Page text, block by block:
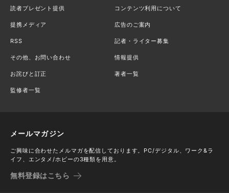
読者プレゼント提供 コンテンツ利用について
提携メディア 広告のご案内
RSS 記者・ライター募集
その他、お問い合わせ 情報提供
お詫びと訂正 著者一覧
監修者一覧
メールマガジン
ご興味に合わせたメルマガを配信しております。PC/デジタル、ワーク&ラ
イフ、エンタメ/ホビーの3種類を用意。
無料登録はこちら